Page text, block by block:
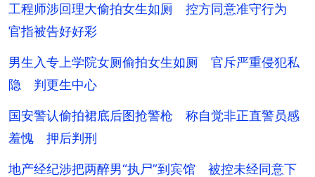
工程师涉回理大偷拍女生如厕 控方同意准守行为
官指被告好好彩
男生入专上学院女厕偷拍女生如厕 官斥严重侵犯私
隐 判更生中心
国安警认偷拍裙底后图抢警枪 称自觉非正直警员感
羞愧 押后判刑
地产经纪涉把两醉男“执尸”到宾馆 被控未经同意下